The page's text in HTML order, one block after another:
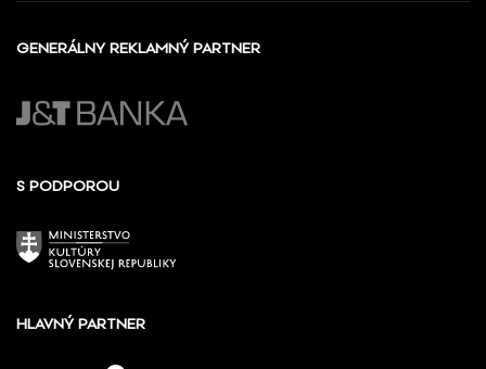
GENERÁLNY REKLAMNÝ PARTNER
S PODPOROU
HLAVNÝ PARTNER